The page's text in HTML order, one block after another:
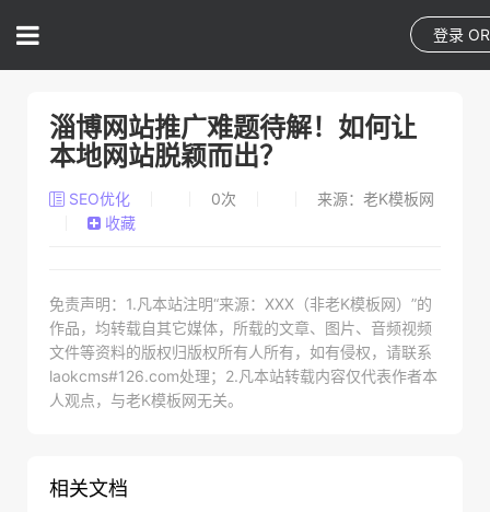
登录
淄博网站推广难题待解！如何让
本地网站脱颖而出？
SEO优化 0次
来源：老K模板网
收藏
免责声明：1.凡本站注明“来源：XXX（非老K模板网）”的
作品，均转载自其它媒体，所载的文章、图片、音频视频
文件等资料的版权归版权所有人所有，如有侵权，请联系
laokcms#126.com处理；2.凡本站转载内容仅代表作者本
人观点，与老K模板网无关。
相关文档